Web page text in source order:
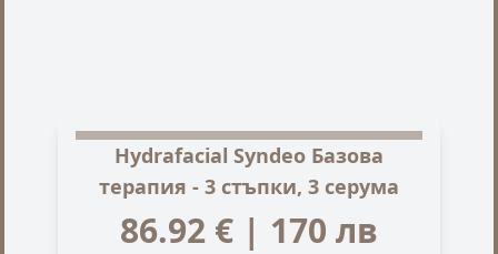
Hydrafacial Syndeo Базова
терапия - 3 стъпки, 3 серума
86.92 € | 170 лв